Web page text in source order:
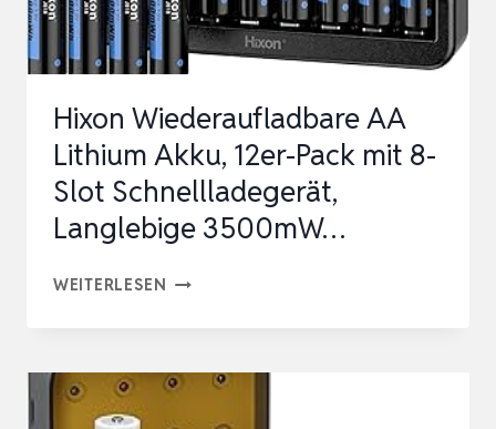
SCHNELLLADEGERÄT,
LANGLEBIGE
Hixon Wiederaufladbare AA
Lithium Akku, 12er-Pack mit 8-
Slot Schnellladegerät,
Langlebige 3500mW…
WEITERLESEN HIXON
LITHIUM